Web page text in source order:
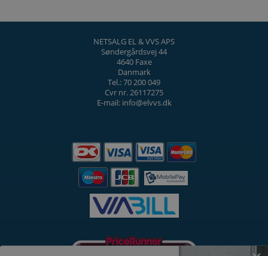
NETSALG EL & VVS APS
Søndergårdsvej 44
4640 Faxe
Danmark
Tel.: 70 200 049
Cvr nr. 26117275
E-mail: info@elvvs.dk